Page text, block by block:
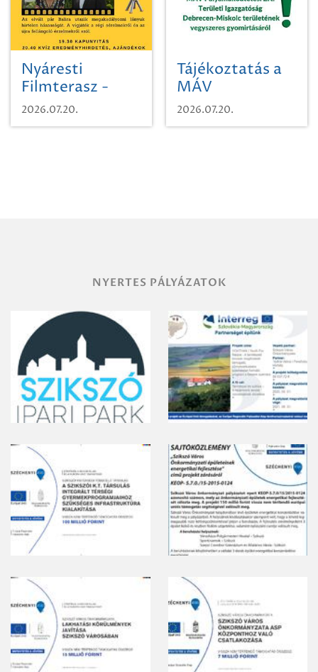
Nyáresti
Filmterasz -
Beugró a
Paradicsomba
2026.07.20.
Tájékoztatás a
MÁV
Pályaműködtetési
Zrt. Területi
2026.07.20.
NYERTES PÁLYÁZATOK